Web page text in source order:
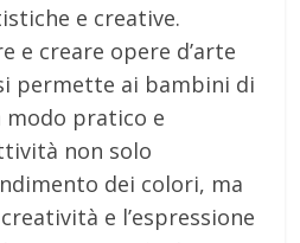
e creative.
e creare opere d’arte
permette ai bambini di
pratico e
non solo
dei colori, ma
e l’espressione